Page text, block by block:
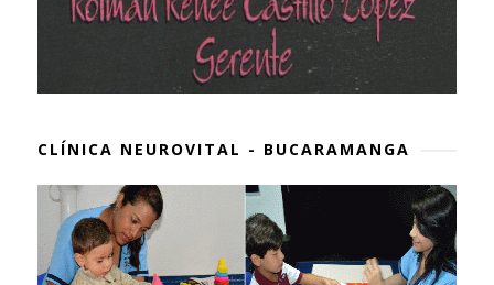
CLÍNICA NEUROVITAL - BUCARAMANGA